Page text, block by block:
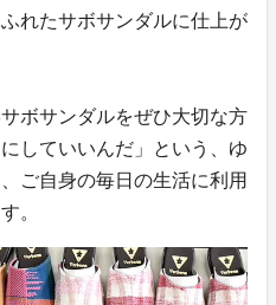
れたサボサンダルに仕上が
ボサンダルをぜひ大切な方
していいんだ」という、ゆ
ご自身の毎日の生活に利用
。